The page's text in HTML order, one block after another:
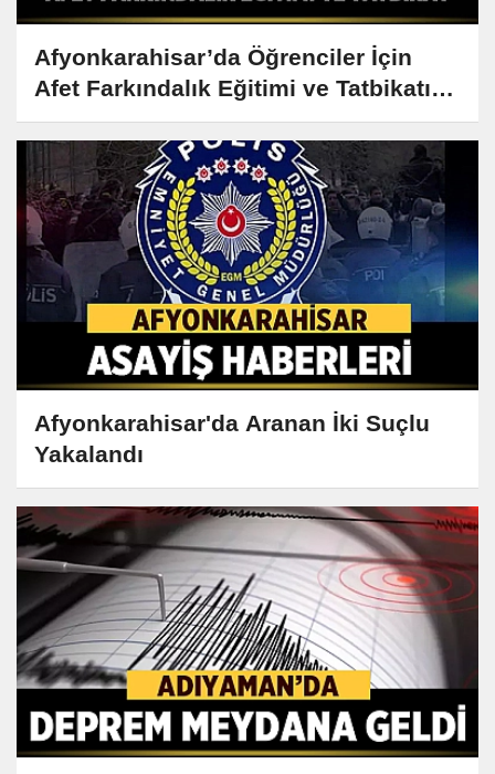
Afyonkarahisar’da Öğrenciler İçin
Afet Farkındalık Eğitimi ve Tatbikatı
Düzenlendi
Afyonkarahisar'da Aranan İki Suçlu
Yakalandı